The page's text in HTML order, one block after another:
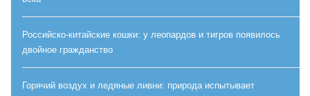
Российско-китайские кошки: у леопардов и тигров появилось
двойное гражданство
Горячий воздух и ледяные ливни: природа испытывает